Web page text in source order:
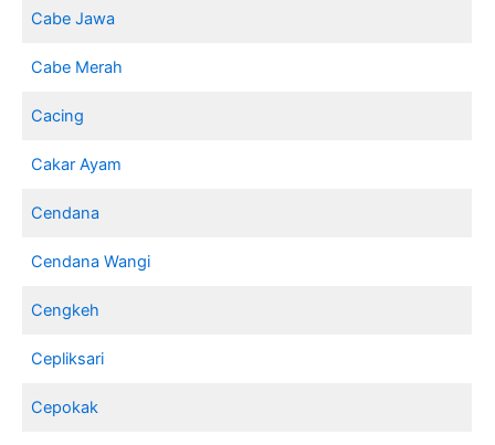
Cabe Jawa
Cabe Merah
Cacing
Cakar Ayam
Cendana
Cendana Wangi
Cengkeh
Cepliksari
Cepokak